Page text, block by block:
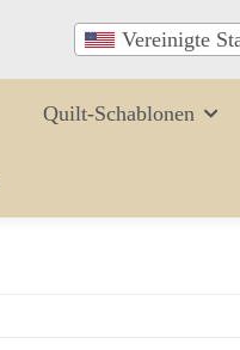
Vereinigte
Quilt-Schablonen